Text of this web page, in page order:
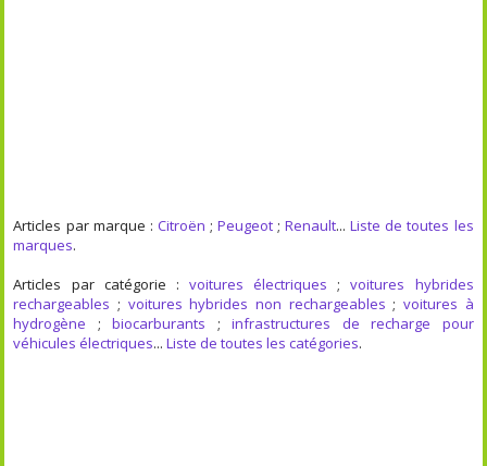
Articles par marque : Citroën ; Peugeot ;Renault...Liste de toutes les
marques.
Articles par catégorie : voitures électriques ;voitures hybrides
rechargeables ; voitures hybrides non rechargeables ; voitures à
hydrogène ;biocarburants ;infrastructures de recharge pour
véhicules électriques...Liste de toutes les catégories.